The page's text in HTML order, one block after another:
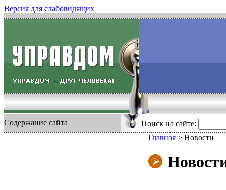
Версия для слабовидящих
Содержание сайта Поиск на сайте:
Главная > Новости